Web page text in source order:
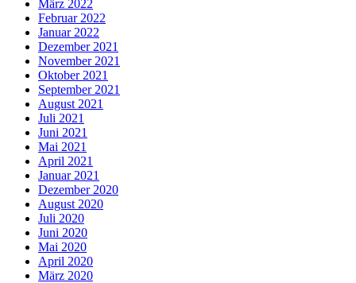
März 2022
Februar 2022
Januar 2022
Dezember 2021
November 2021
Oktober 2021
September 2021
August 2021
Juli 2021
Juni 2021
Mai 2021
April 2021
Januar 2021
Dezember 2020
August 2020
Juli 2020
Juni 2020
Mai 2020
April 2020
März 2020